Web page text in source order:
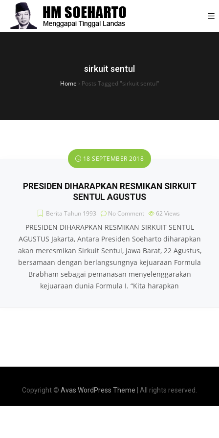
sirkuit sentul
Home › Posts Tagged "sirkuit sentul"
18 SEPTEMBER 2018
PRESIDEN DIHARAPKAN RESMIKAN SIRKUIT
SENTUL AGUSTUS
Berita Tahun 1993 No Comment 62 Views
PRESIDEN DIHARAPKAN RESMIKAN SIRKUIT SENTUL
AGUSTUS Jakarta, Antara Presiden Soeharto diharapkan
akan meresmikan Sirkuit Sentul, Jawa Barat, 22 Agustus,
bersamaan dengan berlangsungnya kejuaraan Formula
Brabham sebagai pemanasan menyelenggarakan
kejuaraan dunia Formula I. “Kita harapkan
Copyright © Avas WordPress Theme | All rights reserved.